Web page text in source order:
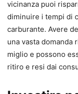
vicinanza puoi
diminuire i tempi di
carburante. Avere
una vasta domanda
miglio e possono
ritiro e resi dai